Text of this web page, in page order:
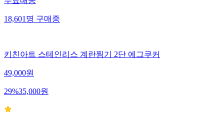
무료배송
18,601명구매중
키친아트 스테인리스 계란찜기 2단 에그쿠커
49,000원
29%35,000원